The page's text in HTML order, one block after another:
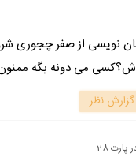
نویسی از صفر چجوری
می دونه بگه
گزارش نظر
پارت 28